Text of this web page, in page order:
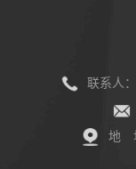
联系人
地